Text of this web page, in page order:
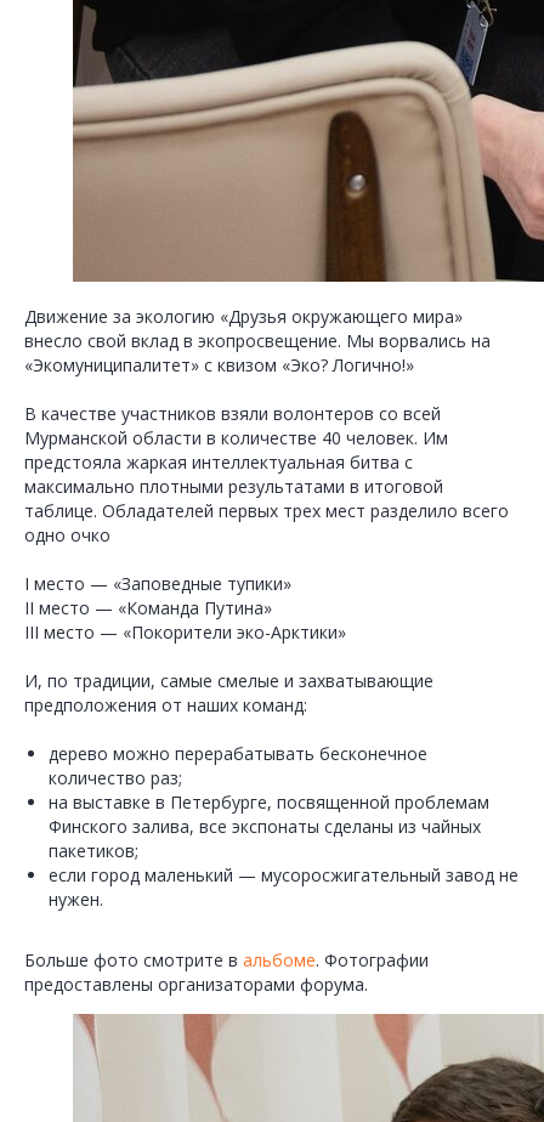
Движение за экологию «Друзья окружающего мира»
внесло свой вклад в экопросвещение. Мы ворвались на
«Экомуниципалитет» с квизом «Эко? Логично!»
В качестве участников взяли волонтеров со всей
Мурманской области в количестве 40 человек. Им
предстояла жаркая интеллектуальная битва с
максимально плотными результатами в итоговой
таблице. Обладателей первых трех мест разделило всего
одно очко
I место — «Заповедные тупики»
II место — «Команда Путина»
III место — «Покорители эко-Арктики»
И, по традиции, самые смелые и захватывающие
предположения от наших команд:
дерево можно перерабатывать бесконечное
количество раз;
на выставке в Петербурге, посвященной проблемам
Финского залива, все экспонаты сделаны из чайных
пакетиков;
если город маленький — мусоросжигательный завод не
нужен.
Больше фото смотрите в альбоме. Фотографии
предоставлены организаторами форума.